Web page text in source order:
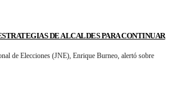
DE ALCALDES PARA CONTINUAR
de Elecciones (JNE), Enrique Burneo, alertó sobre